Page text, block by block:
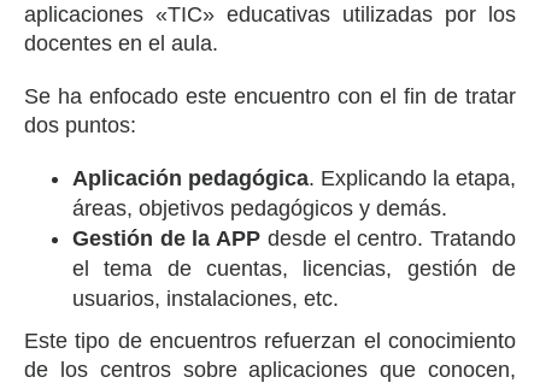
aplicaciones «TIC» educativas utilizadas por los
docentes en el aula.
Se ha enfocado este encuentro con el fin de tratar
dos puntos:
Aplicación pedagógica. Explicando la etapa,
áreas, objetivos pedagógicos y demás.
Gestión de la APP desde el centro. Tratando
el tema de cuentas, licencias, gestión de
usuarios, instalaciones, etc.
Este tipo de encuentros refuerzan el conocimiento
de los centros sobre aplicaciones que conocen,